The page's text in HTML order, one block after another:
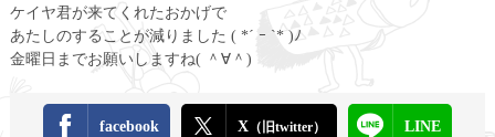
ケイヤ君が来てくれたおかげで
あたしのすることが減りました ( *´ ｰ `* )ﾉ
金曜日までお願いしますね( ＾∀＾)
facebook X（旧twitter） LINE